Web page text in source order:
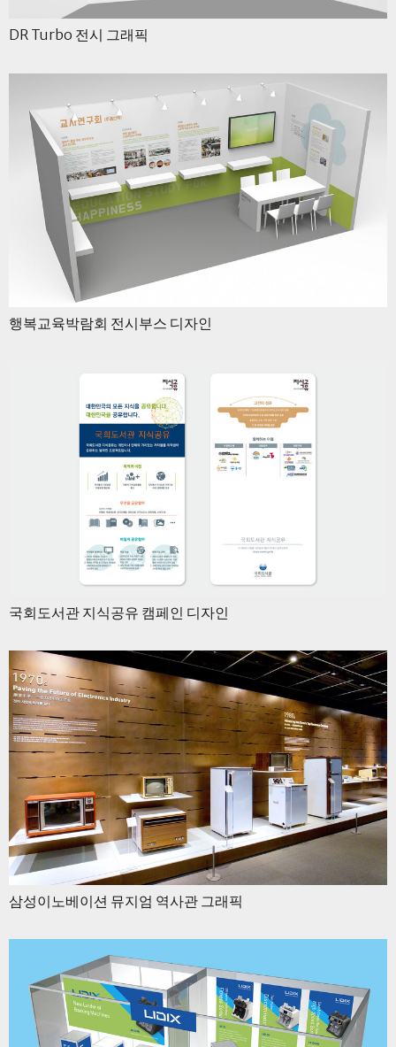
DR Turbo 전시 그래픽
행복교육박람회 전시부스 디자인
국회도서관 지식공유 캠페인 디자인
삼성이노베이션 뮤지엄 역사관 그래픽